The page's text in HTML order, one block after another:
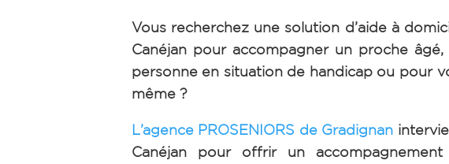
Vous recherchez une solution d’aide à
Canéjan pour accompagner un proche âgé,
personne en situation de handicap ou pour
même ?
L’agence PROSENIORS de Gradignan
Canéjan pour offrir un